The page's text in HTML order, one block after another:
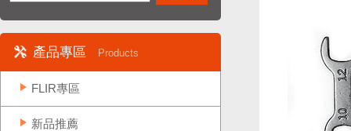
產品專區 Products
FLIR專區
新品推薦